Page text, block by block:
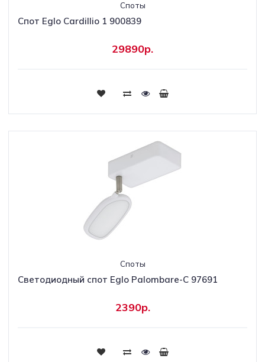
Споты
Спот Eglo Cardillio 1 900839
29890р.
Споты
Светодиодный спот Eglo Palombare-C 97691
2390р.